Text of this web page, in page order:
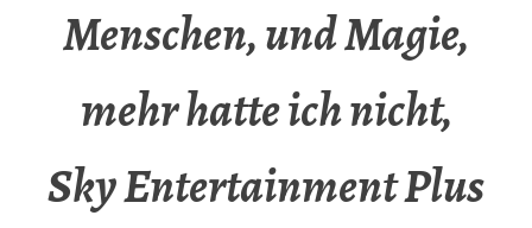
Menschen, und Magie,
mehr hatte ich nicht,
Sky Entertainment Plus